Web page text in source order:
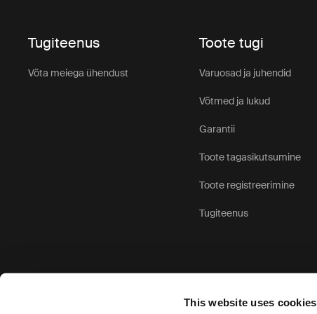
This website uses cookies
Tugiteenus
Võta meiega ühendust
Toote tugi
Varuosad ja juhendid
Võtmed ja lukud
Garantii
Toote tagasikutsumine
Toote registreerimine
Tugiteenus